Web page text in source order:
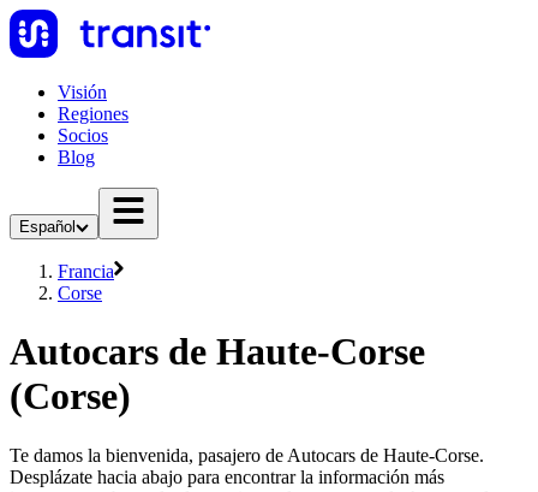
Visión
Regiones
Socios
Blog
Español
Francia
Corse
Autocars de Haute-Corse
(Corse)
Te damos la bienvenida, pasajero de Autocars de Haute-Corse.
Desplázate hacia abajo para encontrar la información más